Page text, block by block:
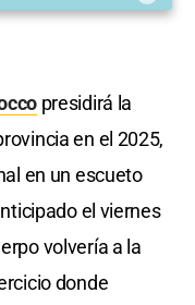
presidirá la
en el 2025,
en un escueto
el viernes
volvería a la
donde